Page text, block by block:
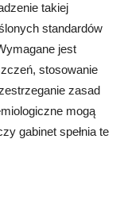
takiej
standardów
jest
stosowanie
zasad
mogą
gabinet spełnia te